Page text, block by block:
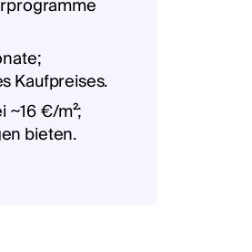
Kaufpreises.
€/m²;
bieten.